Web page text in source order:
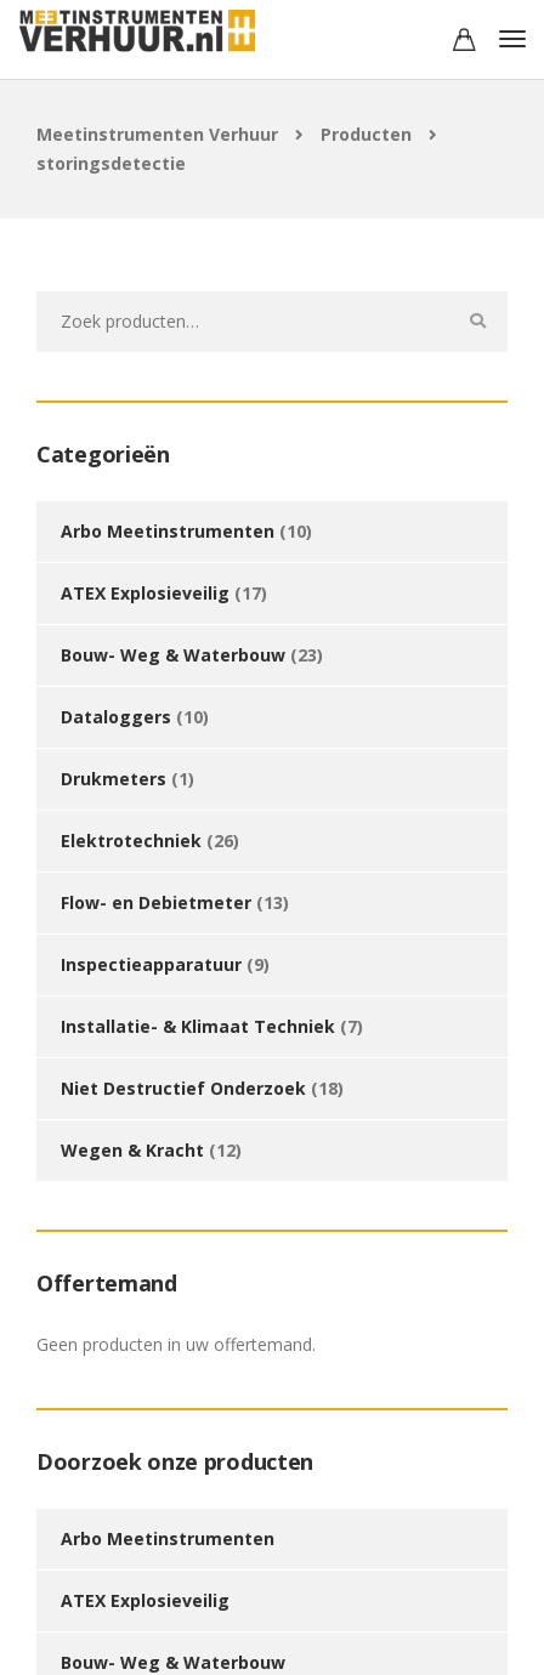
Meetinstrumenten Verhuur
Producten
storingsdetectie
naar:
Categorieën
Arbo Meetinstrumenten (10)
ATEX Explosieveilig (17)
Bouw- Weg & Waterbouw (23)
Dataloggers (10)
Drukmeters (1)
Elektrotechniek (26)
Flow- en Debietmeter (13)
Inspectieapparatuur (9)
Installatie- & Klimaat Techniek (7)
Niet Destructief Onderzoek (18)
Wegen & Kracht (12)
Offertemand
Geen producten in uw offertemand.
Doorzoek onze producten
Arbo Meetinstrumenten
ATEX Explosieveilig
Bouw- Weg & Waterbouw